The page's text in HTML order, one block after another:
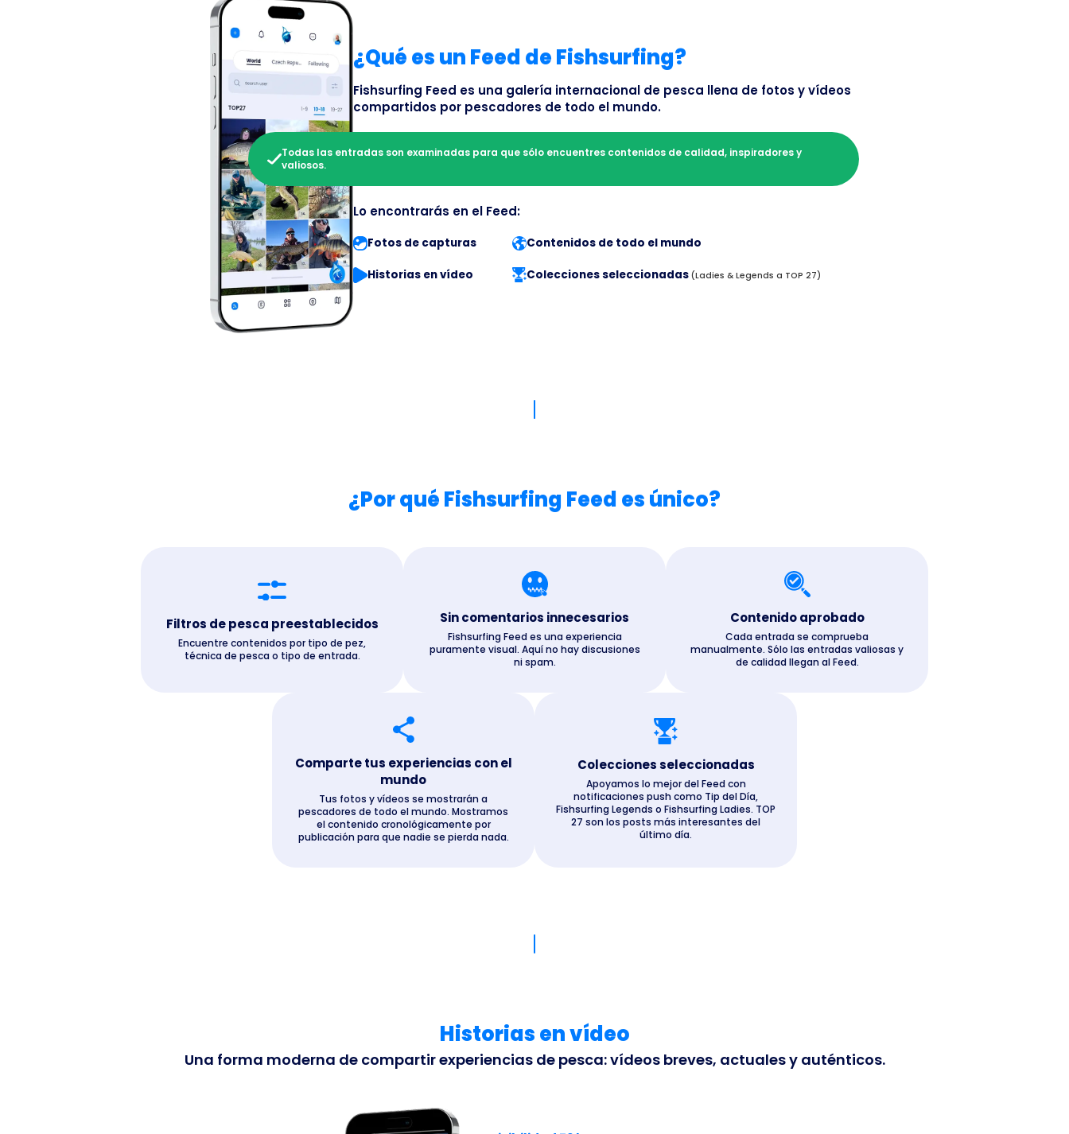
¿Qué es un Feed de Fishsurfing?
Fishsurfing Feed es una galería internacional de pesca llena de fotos y vídeos
compartidos por pescadores de todo el mundo.
Todas las entradas son examinadas para que sólo encuentres contenidos de calidad, inspiradores y
valiosos.
Lo encontrarás en el Feed:
Fotos de capturas Contenidos de todo el mundo
Historias en vídeo Colecciones seleccionadas (Ladies & Legends a TOP 27)
¿Por qué Fishsurfing Feed es único?
Filtros de pesca preestablecidos
Encuentre contenidos por tipo de pez,
técnica de pesca o tipo de entrada.
Sin comentarios innecesarios
Fishsurfing Feed es una experiencia
puramente visual. Aquí no hay discusiones
ni spam.
Contenido aprobado
Cada entrada se comprueba
manualmente. Sólo las entradas valiosas y
de calidad llegan al Feed.
Comparte tus experiencias con el
mundo
Tus fotos y vídeos se mostrarán a
pescadores de todo el mundo. Mostramos
el contenido cronológicamente por
publicación para que nadie se pierda nada.
Colecciones seleccionadas
Apoyamos lo mejor del Feed con
notificaciones push como Tip del Día,
Fishsurfing Legends o Fishsurfing Ladies. TOP
27 son los posts más interesantes del
último día.
Historias en vídeo
Una forma moderna de compartir experiencias de pesca: vídeos breves, actuales y auténticos.